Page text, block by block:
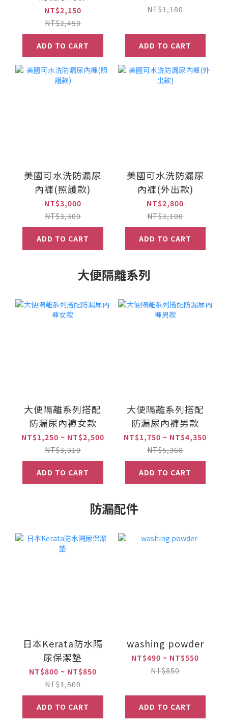
NT$2,150
NT$2,450
ADD TO CART
NT$1,180
ADD TO CART
美國可水洗防漏尿
內褲(照護款)
NT$3,000
NT$3,300
ADD TO CART
美國可水洗防漏尿
內褲(外出款)
NT$2,800
NT$3,100
ADD TO CART
大便隔離系列
大便隔離系列搭配
防漏尿內褲女款
NT$1,250 ~ NT$2,500
NT$3,310
ADD TO CART
大便隔離系列搭配
防漏尿內褲男款
NT$1,750 ~ NT$4,350
NT$5,360
ADD TO CART
防漏配件
日本Kerata防水隔
尿保潔墊
NT$800 ~ NT$850
NT$1,500
ADD TO CART
washing powder
NT$490 ~ NT$550
NT$850
ADD TO CART